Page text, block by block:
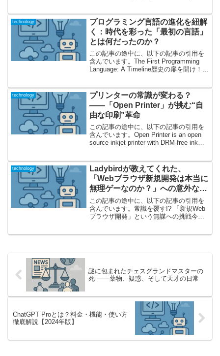
technology
プログラミング言語の進化を紐解
く：時代を彩った「最初の言語」
とは何だったのか？
この記事の途中に、以下の記事の引用を
含んでいます。The First Programming
Language: A Timeline歴史の扉を開け！
パソコン、それらを...
technology
プリンターの常識が変わる？
――「Open Printer」が挑む“自
由な印刷”革命
この記事の途中に、以下の記事の引用を
含んでいます。Open Printer is an open
source inkjet printer with DRM-free ink問
technology
Ladybirdが教えてくれた、
「Webブラウザ新規開発は本当に
無理ゲーなのか？」への意外な答
え
この記事の途中に、以下の記事の引用を
含んでいます。常識を覆す!? 「新規Web
ブラウザ開発」という無謀への挑戦今回
謎に包まれたチェスグランドマスターの
死 ――薬物、疑惑、そして天才の日常
ChatGPT Proとは？料金・機能・使い方
徹底解説【2024年版】